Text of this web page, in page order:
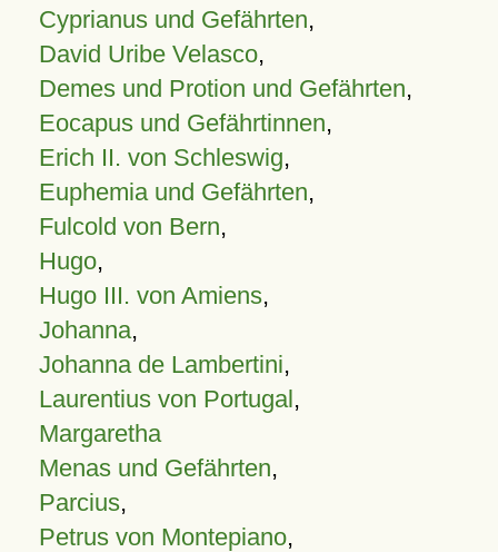
Cyprianus und Gefährten,
David Uribe Velasco,
Demes und Protion und Gefährten,
Eocapus und Gefährtinnen,
Erich II. von Schleswig,
Euphemia und Gefährten,
Fulcold von Bern,
Hugo,
Hugo III. von Amiens,
Johanna,
Johanna de Lambertini,
Laurentius von Portugal,
Margaretha
Menas und Gefährten,
Parcius,
Petrus von Montepiano,